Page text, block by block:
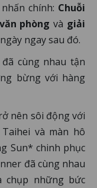
chính: Chuỗi
phòng và giải
ngay sau đó.
cùng nhau tận
bừng với hàng
nên sôi động với
và màn hô
Sun* chinh phục
đã cùng nhau
chụp những bức